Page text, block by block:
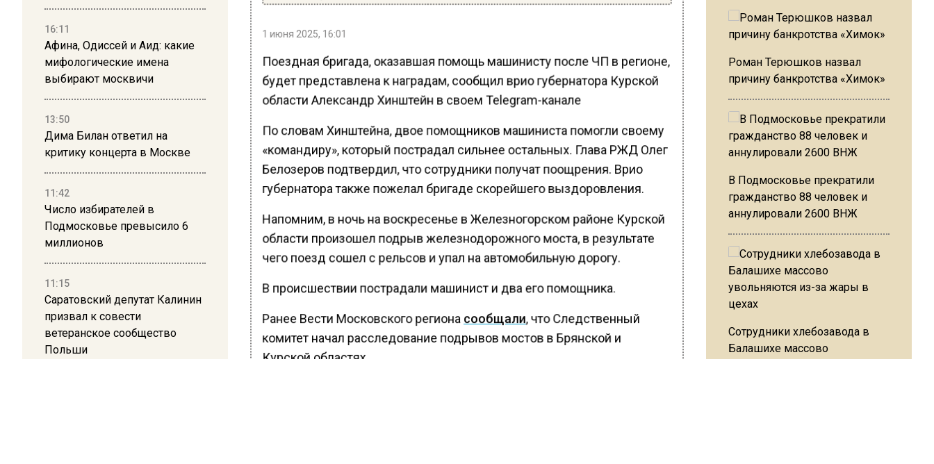
16:11
Афина, Одиссей и Аид: какие
мифологические имена
выбирают москвичи
13:50
Дима Билан ответил на
критику концерта в Москве
11:42
Число избирателей в
Подмосковье превысило 6
миллионов
11:15
Саратовский депутат Калинин
призвал к совести
ветеранское сообщество
Польши
1 июня 2025, 16:01
Поездная бригада, оказавшая помощь машинисту после ЧП в регионе,
будет представлена к наградам, сообщил врио губернатора Курской
области Александр Хинштейн в своем Telegram-канале
По словам Хинштейна, двое помощников машиниста помогли своему
«командиру», который пострадал сильнее остальных. Глава РЖД Олег
Белозеров подтвердил, что сотрудники получат поощрения. Врио
губернатора также пожелал бригаде скорейшего выздоровления.
Напомним, в ночь на воскресенье в Железногорском районе Курской
области произошел подрыв железнодорожного моста, в результате
чего поезд сошел с рельсов и упал на автомобильную дорогу.
В происшествии пострадали машинист и два его помощника.
Ранее Вести Московского региона сообщали, что Следственный
комитет начал расследование подрывов мостов в Брянской и
Курской областях.
Роман Терюшков назвал
причину банкротства «Химок»
В Подмосковье прекратили
гражданство 88 человек и
аннулировали 2600 ВНЖ
Сотрудники хлебозавода в
Балашихе массово